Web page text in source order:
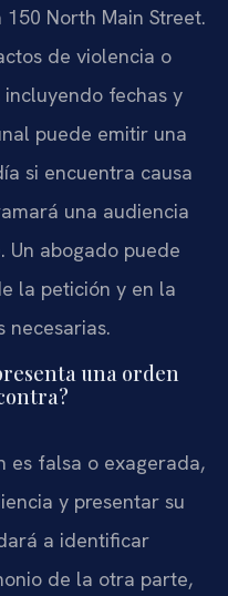
North Main Street.
de violencia o
fechas y
puede emitir una
si encuentra causa
una audiencia
Un abogado puede
la petición y en la
necesarias.
una orden
es falsa o exagerada,
y presentar su
a identificar
de la otra parte,